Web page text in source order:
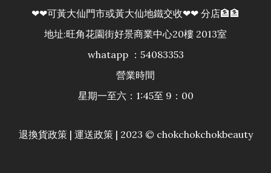
❤❤可黃大仙門市或黃大仙地鐵交收❤❤ 分店🏦🏦
地址:旺角花園街好景商業中心20樓 2013室
whatapp ：54083353
營業時間
星期一至六：1:45至 9：00
退換貨政策| 運送政策| 2023 © chokchokchokbeauty